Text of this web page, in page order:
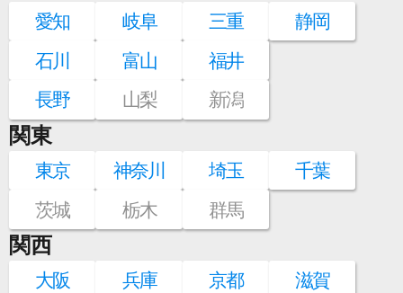
愛知 岐阜 三重
静岡
石川
富山
福井
長野
山梨 新潟
関東
東京 神奈川 埼玉
千葉
茨城
栃木 群馬
関西
大阪 兵庫 京都
滋賀